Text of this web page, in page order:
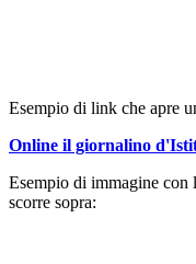
Esempio di link che apre
Online il giornalino
Esempio di immagine con
scorre sopra: